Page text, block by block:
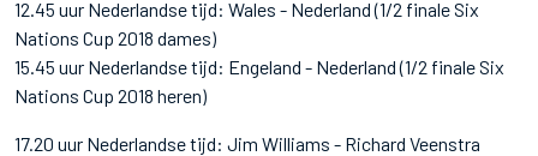
12.45 uur Nederlandse tijd: Wales - Nederland (1/2 finale Six
Nations Cup 2018 dames)
15.45 uur Nederlandse tijd: Engeland - Nederland (1/2 finale Six
Nations Cup 2018 heren)
17.20 uur Nederlandse tijd: Jim Williams - Richard Veenstra